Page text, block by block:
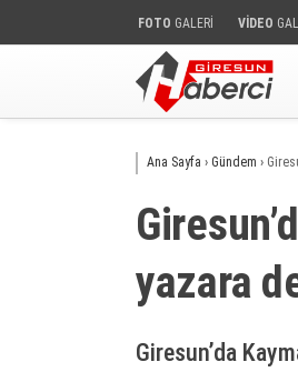
FOTO GALERİ VİDEO
Ana Sayfa › Gündem ›
yazara
Giresun’da